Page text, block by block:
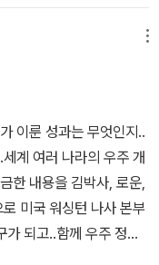
했을 적에 조금 더 우위
내보내고, 인공위성발
발은 미국의 사활이 걸
띄우려고 그렇게도 무척
륙만큼은 러시아보다 앞
었다고 말합니다.NAS
Aeronautics and
것을 말하는데요,우
와 슬기가 나사 명예 어
사 본부에 가는 기회를
시켜주는 나사와 첨단 우
이 많았던 친구가 꼭 읽
아하는 브리태니커만화
베스트셀러 8위를 차지
계적으로도 인정받는 거
이룬 성과는 무엇인지..
계 여러 나라의 우주 개
한 내용을 김박사, 로운,
미국 워싱턴 나사 본부
되고..함께 우주 정거